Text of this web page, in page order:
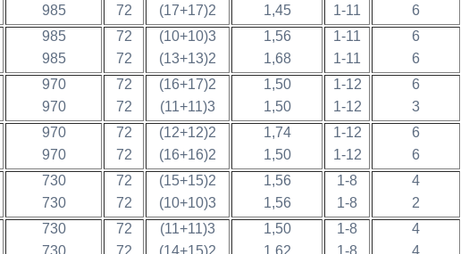
985
72
(17+17)2
1,45
1-11
6
985
985
72
72
(10+10)3
(13+13)2
1,56
1,68
1-11
1-11
6
6
970
970
72
72
(16+17)2
(11+11)3
1,50
1,50
1-12
1-12
6
3
970
970
72
72
(12+12)2
(16+16)2
1,74
1,50
1-12
1-12
6
6
730
730
72
72
(15+15)2
(10+10)3
1,56
1,56
1-8
1-8
4
2
730
730
72
72
(11+11)3
(14+15)2
1,50
1,62
1-8
1-8
4
4